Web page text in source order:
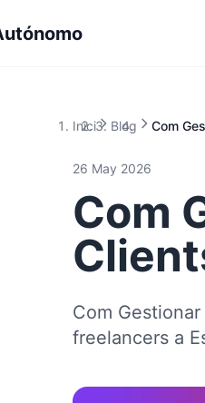
Inici Blog Com
26 May 2026
Com
Com
freelancers a